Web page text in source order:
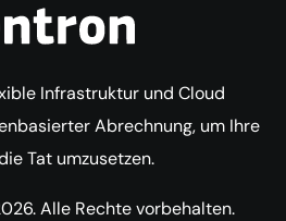
Infrastruktur und Cloud
Abrechnung, um Ihre
Tat umzusetzen.
Alle Rechte vorbehalten.